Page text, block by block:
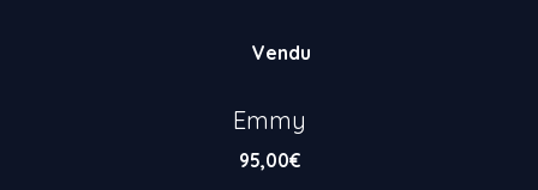
Vendu
Emmy
95,00€